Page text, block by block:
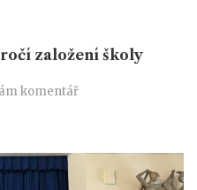
založení školy
komentář